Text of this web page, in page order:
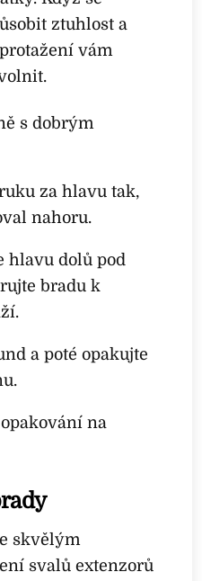
ztuhlost a
vám
s dobrým
za hlavu tak,
nahoru.
hlavu dolů pod
bradu k
a poté opakujte
na
skvělým
svalů extenzorů